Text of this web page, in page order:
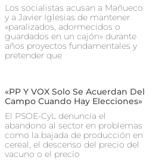
Los socialistas acusan a Mañueco
y a Javier Iglesias de mantener
«paralizados, adormecidos o
guardados en un cajón» durante
años proyectos fundamentales y
pretender que
«PP Y VOX Solo Se Acuerdan Del
Campo Cuando Hay Elecciones»
El PSOE-CyL denuncia el
abandono al sector en problemas
como la bajada de producción en
cereal, el descenso del precio del
vacuno o el precio